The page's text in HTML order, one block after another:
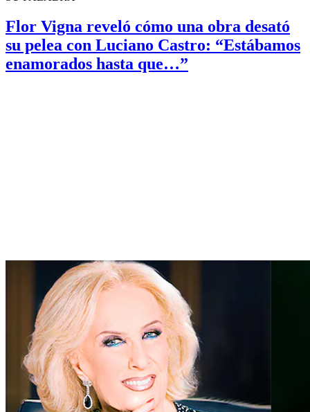
Flor Vigna reveló cómo una obra desató
su pelea con Luciano Castro: “Estábamos
enamorados hasta que…”